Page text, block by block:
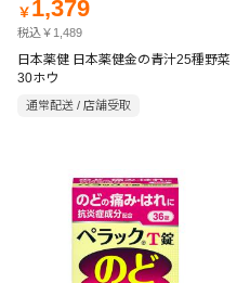
￥ 1,379
税込￥1,489
日本薬健 日本薬健金の青汁25種野菜
30ホウ
通常配送 / 店舗受取